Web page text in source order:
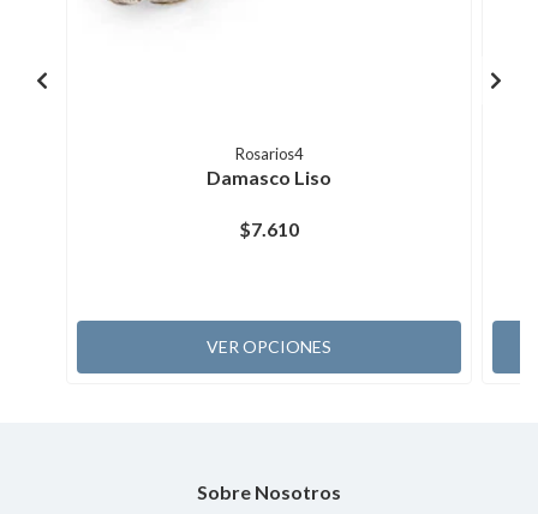
Rosarios4
Damasco Liso
$7.610
VER OPCIONES
Sobre Nosotros